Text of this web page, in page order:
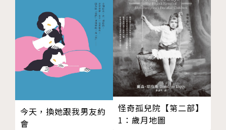
情，回顧這段壯闊的山水景致與樂天知命的人民。這趟
浪漫中甚至帶點奢侈的多瑙河中遊旅程，就在行船穿越
鐵門峽後，航向南方與終點——君士坦丁堡。
「比上一本書還要神奇……穿越匈牙利已經失去的外西
凡尼亞（Transylvania），進入羅馬尼亞（Romani
a）……體驗旅程末尾那很快就會消失無蹤、一去不回
的慵懶、高雅和崇英的生活方式。」
今天，換她跟我男友約
會
怪奇孤兒院【第二部】
1：歲月地圖